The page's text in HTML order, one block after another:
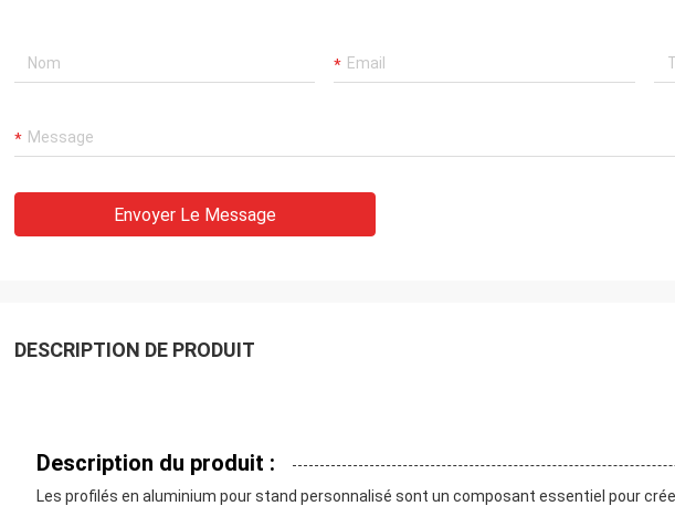
Envoyer Le Message
DESCRIPTION DE PRODUIT
Description du produit :
Les profilés en aluminium pour stand personnalisé sont un composant essentiel pour